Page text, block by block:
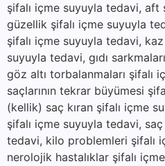
şifalı içme suyuyla tedavi, aft
güzellik şifalı içme suyuyla
şifalı içme suyuyla tedavi,
suyuyla tedavi, gıdı
göz altı torbalanmaları şifalı
saçlarının tekrar büyümesi
(kellik) saç kıran şifalı içme
şifalı içme suyuyla tedavi, saç
tedavi, kilo problemleri şifalı
nerolojik hastalıklar şifalı